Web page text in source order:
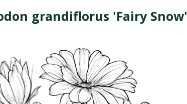
grandiflorus 'Fairy Snow'